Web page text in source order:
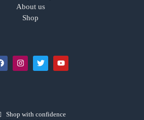
About us
Shop
Shop with confidence